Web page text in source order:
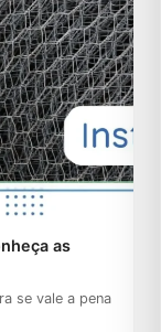
as
se vale a pena